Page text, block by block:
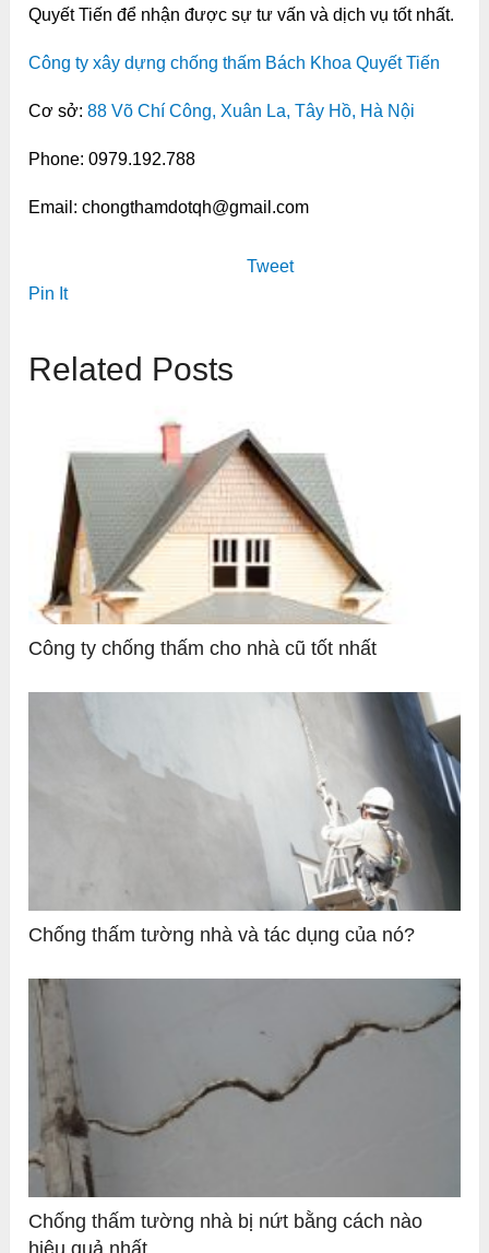
Quyết Tiến để nhận được sự tư vấn và dịch vụ tốt nhất.
Công ty xây dựng chống thấm Bách Khoa Quyết Tiến
Cơ sở:88 Võ Chí Công, Xuân La, Tây Hồ, Hà Nội
Phone: 0979.192.788
Email: chongthamdotqh@gmail.com
Tweet
Pin It
Related Posts
Công ty chống thấm cho nhà cũ tốt nhất
Chống thấm tường nhà và tác dụng của nó?
Chống thấm tường nhà bị nứt bằng cách nào